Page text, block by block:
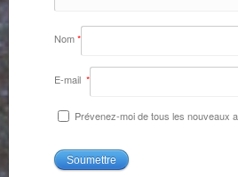
Nom*
E-mail *
Prévenez-moi de tous les nouveaux